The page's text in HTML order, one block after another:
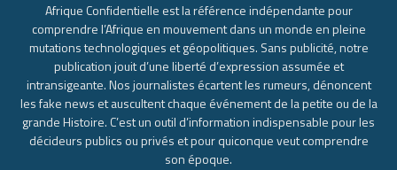
Afrique Confidentielle est la référence indépendante pour
comprendre l’Afrique en mouvement dans un monde en pleine
mutations technologiques et géopolitiques. Sans publicité, notre
publication jouit d’une liberté d’expression assumée et
intransigeante. Nos journalistes écartent les rumeurs, dénoncent
les fake news et auscultent chaque événement de la petite ou de la
grande Histoire. C’est un outil d’information indispensable pour les
décideurs publics ou privés et pour quiconque veut comprendre
son époque.